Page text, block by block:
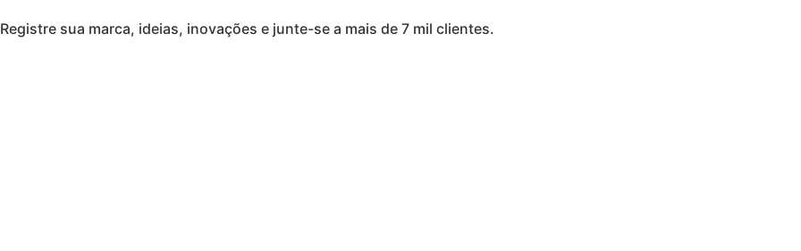
Registre sua marca, ideias, inovações e junte-se a mais de 7 mil clientes.